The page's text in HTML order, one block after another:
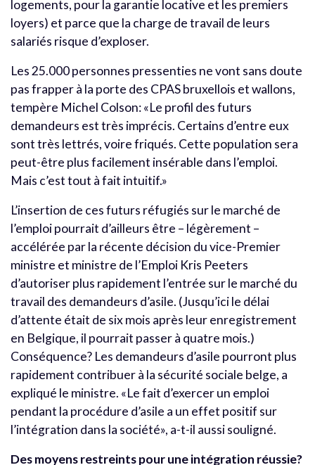
logements, pour la garantie locative et les premiers
loyers) et parce que la charge de travail de leurs
salariés risque d’exploser.
Les 25.000 personnes pressenties ne vont sans doute
pas frapper à la porte des CPAS bruxellois et wallons,
tempère Michel Colson: «Le profil des futurs
demandeurs est très imprécis. Certains d’entre eux
sont très lettrés, voire friqués. Cette population sera
peut-être plus facilement insérable dans l’emploi.
Mais c’est tout à fait intuitif.»
L’insertion de ces futurs réfugiés sur le marché de
l’emploi pourrait d’ailleurs être – légèrement –
accélérée par la récente décision du vice-Premier
ministre et ministre de l’Emploi Kris Peeters
d’autoriser plus rapidement l’entrée sur le marché du
travail des demandeurs d’asile. (Jusqu’ici le délai
d’attente était de six mois après leur enregistrement
en Belgique, il pourrait passer à quatre mois.)
Conséquence? Les demandeurs d’asile pourront plus
rapidement contribuer à la sécurité sociale belge, a
expliqué le ministre. «Le fait d’exercer un emploi
pendant la procédure d’asile a un effet positif sur
l’intégration dans la société», a-t-il aussi souligné.
Des moyens restreints pour une intégration réussie?